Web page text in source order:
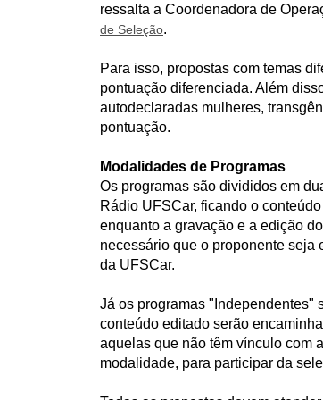
ressalta a Coordenadora de
de Seleção.
Para isso, propostas com temas
pontuação diferenciada. Além
autodeclaradas mulheres,
pontuação.
Modalidades de Programas
Os programas são divididos em
Rádio UFSCar, ficando o
enquanto a gravação e a edição
necessário que o proponente seja
da UFSCar.
Já os programas "Independentes"
conteúdo editado serão
aquelas que não têm vínculo com
modalidade, para participar da